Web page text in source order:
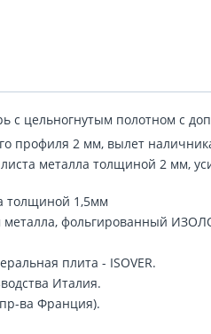
с цельногнутым полотном с
профиля 2 мм, вылет
металла толщиной 2 мм,
толщиной 1,5мм
фольгированный
плита - ISOVER.
Италия.
ва Франция).